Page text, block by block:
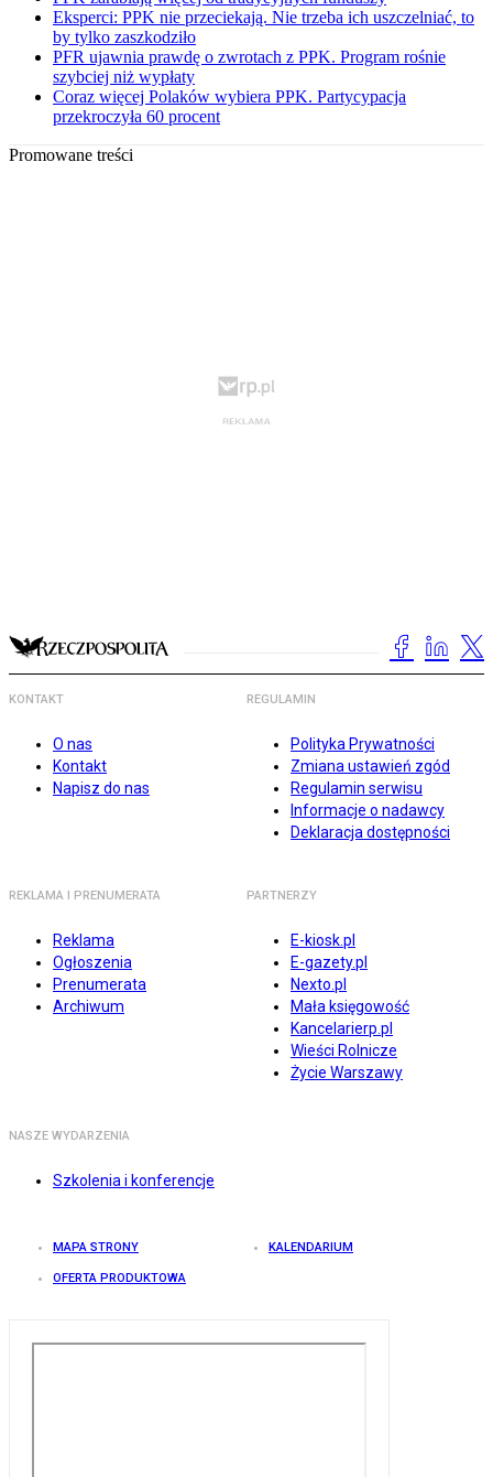
Eksperci: PPK nie przeciekają. Nie trzeba ich uszczelniać, to
by tylko zaszkodziło
PFR ujawnia prawdę o zwrotach z PPK. Program rośnie
szybciej niż wypłaty
Coraz więcej Polaków wybiera PPK. Partycypacja
przekroczyła 60 procent
Promowane treści
KONTAKT
O nas
Kontakt
Napisz do nas
REGULAMIN
Polityka Prywatności
Zmiana ustawień zgód
Regulamin serwisu
Informacje o nadawcy
Deklaracja dostępności
REKLAMA I PRENUMERATA
Reklama
Ogłoszenia
Prenumerata
Archiwum
PARTNERZY
E-kiosk.pl
E-gazety.pl
Nexto.pl
Mała księgowość
Kancelarierp.pl
Wieści Rolnicze
Życie Warszawy
NASZE WYDARZENIA
Szkolenia i konferencje
MAPA STRONY KALENDARIUM
OFERTA PRODUKTOWA